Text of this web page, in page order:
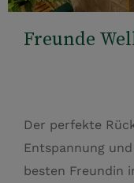
Freunde
Der perfekte
Entspannung
besten Freundin